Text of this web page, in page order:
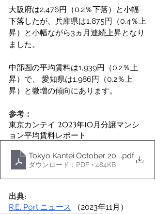
大阪府は2,476円（0.2％下落）と小幅
下落したが、兵庫県は1,875円（0.4％上
昇）と小幅ながら3ヵ月連続上昇となり
ました。
中部圏の平均賃料は1,939円（0.2％上
昇）で、 愛知県は1,986円（0.2％上
昇）と微増の傾向にあります。
参考：
東京カンテイ 2023年10月分譲マンシ
ョン平均賃料レポート
Tokyo Kantei October 2023.pdf
ダウンロード：PDF • 484KB
出典:
R.E. Port ニュース （2023年11月）